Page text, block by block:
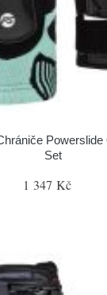
Powerslide
Set
1 347 Kč